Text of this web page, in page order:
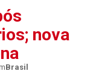
nova
Brasil